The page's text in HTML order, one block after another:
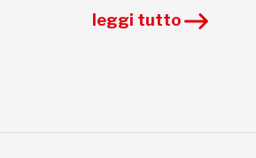
leggi tutto